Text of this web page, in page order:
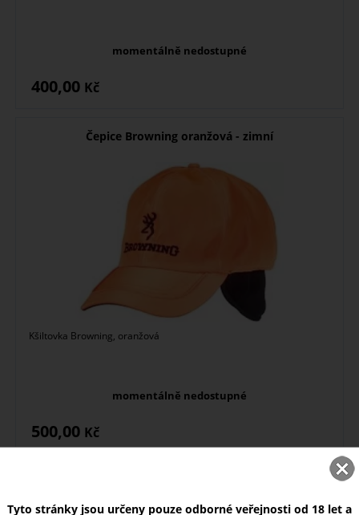
momentálně nedostupné
400,00 Kč
Čepice Browning oranžová - zimní
Kšiltovka Browning, oranžová
momentálně nedostupné
500,00 Kč
Tyto stránky jsou určeny pouze odborné veřejnosti od 18 let a